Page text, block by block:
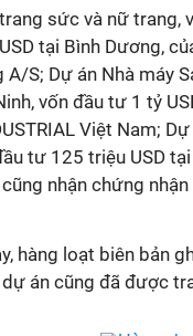
sức và nữ trang,
tại Bình Dương,
S; Dự án Nhà máy
vốn đầu tư 1 tỷ
Việt Nam;
tư 125 triệu USD
nhận chứng
hàng loạt biên bản
án cũng đã được